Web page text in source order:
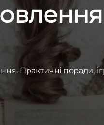
Практичні поради,